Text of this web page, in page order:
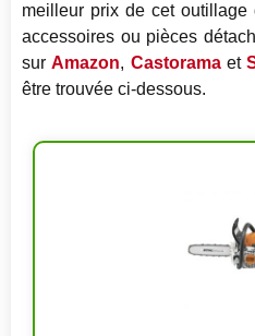
meilleur prix de cet
accessoires ou pièces
surAmazon, Castoramaet
être trouvée ci-dessous.